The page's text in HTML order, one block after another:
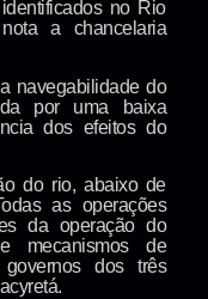
no Rio
a chancelaria
navegabilidade do
por uma baixa
dos efeitos do
do rio, abaixo de
as operações
da operação do
mecanismos de
dos três